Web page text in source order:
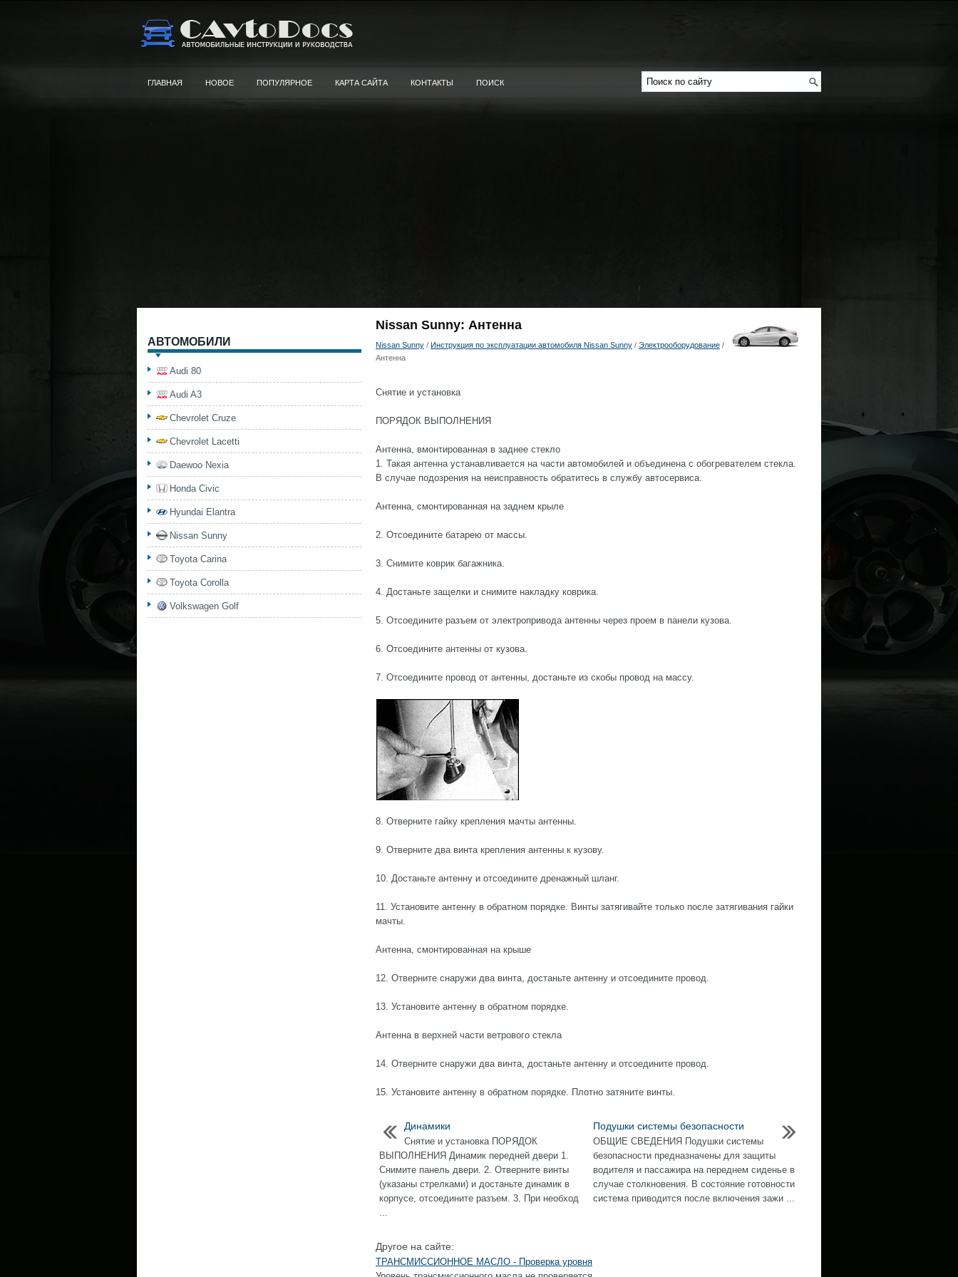
ГЛАВНАЯ НОВОЕ ПОПУЛЯРНОЕ КАРТА САЙТА КОНТАКТЫ ПОИСК
Nissan Sunny: Антенна
Nissan Sunny / Инструкция по эксплуатации автомобиля Nissan Sunny / Электрооборудование /
Антенна
Снятие и установка
ПОРЯДОК ВЫПОЛНЕНИЯ
Антенна, вмонтированная в заднее стекло
1. Такая антенна устанавливается на части автомобилей и объединена с обогревателем стекла.
В случае подозрения на неисправность обратитесь в службу автосервиса.
Антенна, смонтированная на заднем крыле
2. Отсоедините батарею от массы.
3. Снимите коврик багажника.
4. Достаньте защелки и снимите накладку коврика.
5. Отсоедините разъем от электропривода антенны через проем в панели кузова.
6. Отсоедините антенны от кузова.
7. Отсоедините провод от антенны, достаньте из скобы провод на массу.
8. Отверните гайку крепления мачты антенны.
9. Отверните два винта крепления антенны к кузову.
10. Достаньте антенну и отсоедините дренажный шланг.
11. Установите антенну в обратном порядке. Винты затягивайте только после затягивания гайки
мачты.
Антенна, смонтированная на крыше
12. Отверните снаружи два винта, достаньте антенну и отсоедините провод.
13. Установите антенну в обратном порядке.
Антенна в верхней части ветрового стекла
14. Отверните снаружи два винта, достаньте антенну и отсоедините провод.
15. Установите антенну в обратном порядке. Плотно затяните винты.
Динамики
Cнятие и установка ПОРЯДОК
ВЫПОЛНЕНИЯ Динамик передней двери 1.
Снимите панель двери. 2. Отверните винты
(указаны стрелками) и достаньте динамик в
корпусе, отсоедините разъем. 3. При необход
...
Подушки системы безопасности
ОБЩИЕ СВЕДЕНИЯ Подушки системы
безопасности предназначены для защиты
водителя и пассажира на переднем сиденье в
случае столкновения. В состояние готовности
система приводится после включения зажи ...
Другое на сайте:
ТРАНСМИССИОННОЕ МАСЛО - Проверка уровня
АВТОМОБИЛИ
Audi 80
Audi A3
Chevrolet Cruze
Chevrolet Lacetti
Daewoo Nexia
Honda Civic
Hyundai Elantra
Nissan Sunny
Toyota Carina
Toyota Corolla
Volkswagen Golf